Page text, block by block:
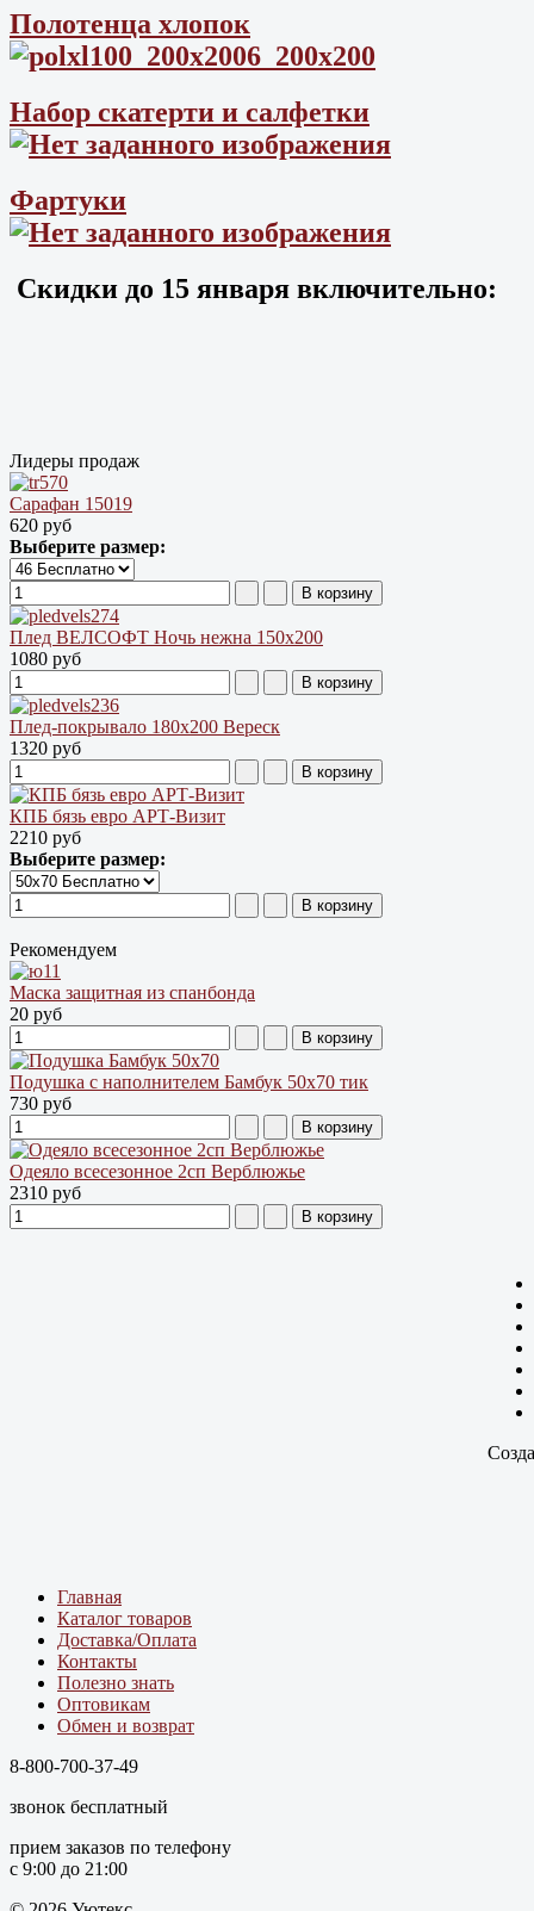
Полотенца хлопок
Набор скатерти и салфетки
Фартуки
Скидки до 15 января включительно:
Лидеры продаж
Сарафан 15019
620 руб
Выберите размер:
Плед ВЕЛСОФТ Ночь нежна 150х200
1080 руб
Плед-покрывало 180х200 Вереск
1320 руб
КПБ бязь евро АРТ-Визит
2210 руб
Выберите размер:
Рекомендуем
Маска защитная из спанбонда
20 руб
Подушка с наполнителем Бамбук 50х70 тик
730 руб
Одеяло всесезонное 2сп Верблюжье
2310 руб
Главная
Каталог товаров
Доставка/Оплата
Контакты
Полезно знать
Оптовикам
Обмен и возврат
8-800-700-37-49
звонок бесплатный
прием заказов по телефону
с 9:00 до 21:00